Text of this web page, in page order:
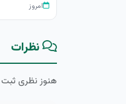
امروز
نظرات
هنوز نظری